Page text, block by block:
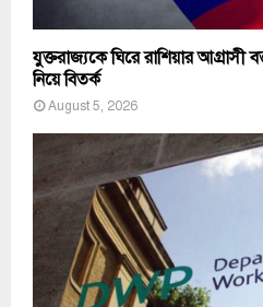
যুক্তরাজ্যকে ঘিরে রাশিয়ার আগ্রাসী
নিয়ে বিতর্ক
August 5, 2026